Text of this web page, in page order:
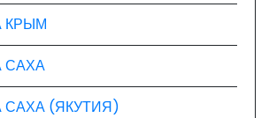
КРЫМ
САХА
САХА (ЯКУТИЯ)